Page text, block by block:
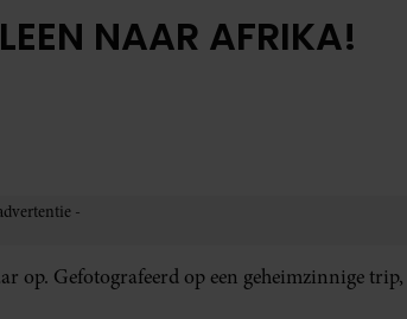
NAAR AFRIKA!
op. Gefotografeerd op een geheimzinnige trip,